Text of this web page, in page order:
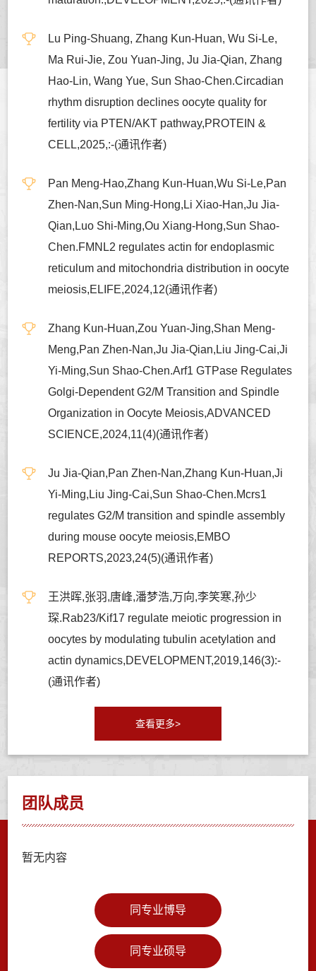
Lu Ping-Shuang, Zhang Kun-Huan, Wu Si-Le,
Ma Rui-Jie, Zou Yuan-Jing, Ju Jia-Qian, Zhang
Hao-Lin, Wang Yue, Sun Shao-Chen.Circadian
rhythm disruption declines oocyte quality for
fertility via PTEN/AKT pathway,PROTEIN &
CELL,2025,:-(通讯作者)
Pan Meng-Hao,Zhang Kun-Huan,Wu Si-Le,Pan
Zhen-Nan,Sun Ming-Hong,Li Xiao-Han,Ju Jia-
Qian,Luo Shi-Ming,Ou Xiang-Hong,Sun Shao-
Chen.FMNL2 regulates actin for endoplasmic
reticulum and mitochondria distribution in oocyte
meiosis,ELIFE,2024,12(通讯作者)
Zhang Kun-Huan,Zou Yuan-Jing,Shan Meng-
Meng,Pan Zhen-Nan,Ju Jia-Qian,Liu Jing-Cai,Ji
Yi-Ming,Sun Shao-Chen.Arf1 GTPase Regulates
Golgi-Dependent G2/M Transition and Spindle
Organization in Oocyte Meiosis,ADVANCED
SCIENCE,2024,11(4)(通讯作者)
Ju Jia-Qian,Pan Zhen-Nan,Zhang Kun-Huan,Ji
Yi-Ming,Liu Jing-Cai,Sun Shao-Chen.Mcrs1
regulates G2/M transition and spindle assembly
during mouse oocyte meiosis,EMBO
REPORTS,2023,24(5)(通讯作者)
王洪晖,张羽,唐峰,潘梦浩,万向,李笑寒,孙少
琛.Rab23/Kif17 regulate meiotic progression in
oocytes by modulating tubulin acetylation and
actin dynamics,DEVELOPMENT,2019,146(3):-
(通讯作者)
查看更多>
团队成员
暂无内容
同专业博导
同专业硕导